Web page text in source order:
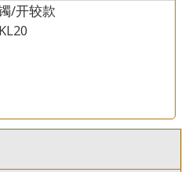
/开较款